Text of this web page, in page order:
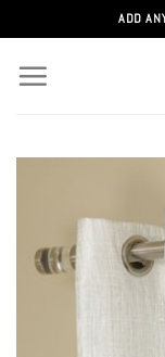
au
contenu
ADD